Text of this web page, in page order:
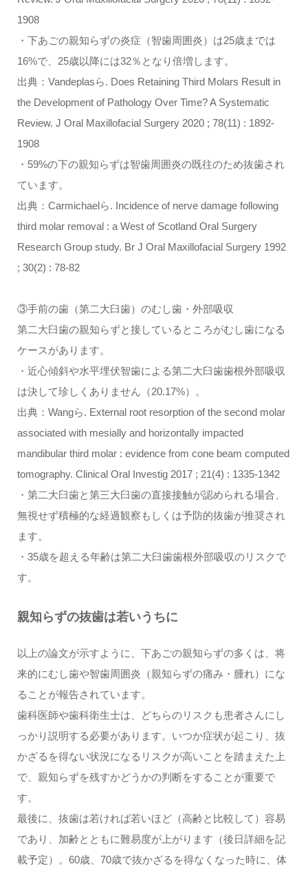
1908
・下あごの親知らずの炎症（智歯周囲炎）は25歳までは
16%で、25歳以降には32％となり倍増します。
出典：Vandeplasら. Does Retaining Third Molars Result in
the Development of Pathology Over Time? A Systematic
Review. J Oral Maxillofacial Surgery 2020 ; 78(11) : 1892-
1908
・59%の下の親知らずは智歯周囲炎の既往のため抜歯され
ています。
出典：Carmichaelら. Incidence of nerve damage following
third molar removal : a West of Scotland Oral Surgery
Research Group study. Br J Oral Maxillofacial Surgery 1992
; 30(2) : 78-82
③手前の歯（第二大臼歯）のむし歯・外部吸収
第二大臼歯の親知らずと接しているところがむし歯になる
ケースがあります。
・近心傾斜や水平埋伏智歯による第二大臼歯歯根外部吸収
は決して珍しくありません（20.17%）。
出典：Wangら. External root resorption of the second molar
associated with mesially and horizontally impacted
mandibular third molar : evidence from cone beam computed
tomography. Clinical Oral Investig 2017 ; 21(4) : 1335-1342
・第二大臼歯と第三大臼歯の直接接触が認められる場合、
無視せず積極的な経過観察もしくは予防的抜歯が推奨され
ます。
・35歳を超える年齢は第二大臼歯歯根外部吸収のリスクで
す。
親知らずの抜歯は若いうちに
以上の論文が示すように、下あごの親知らずの多くは、将
来的にむし歯や智歯周囲炎（親知らずの痛み・腫れ）にな
ることが報告されています。
歯科医師や歯科衛生士は、どちらのリスクも患者さんにし
っかり説明する必要があります。いつか症状が起こり、抜
かざるを得ない状況になるリスクが高いことを踏まえた上
で、親知らずを残すかどうかの判断をすることが重要で
す。
最後に、抜歯は若ければ若いほど（高齢と比較して）容易
であり、加齢とともに難易度が上がります（後日詳細を記
載予定）。60歳、70歳で抜かざるを得なくなった時に、体